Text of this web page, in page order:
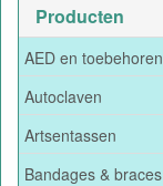
Producten
AED en toebehoren
Autoclaven
Artsentassen
Bandages & braces